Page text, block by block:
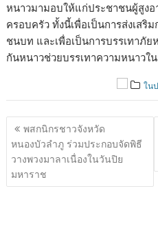
หนาวมามอบให้แก่ประชาชนผู้สูง
ครอบครัว ทั้งนี้เพื่อเป็นการส่งเสริ
ชนบท และเพื่อเป็นการบรรเทาภั
กันหนาวช่วยบรรเทาความหนาวใ
ใน
แนะแนว
เรื่อง
พสกนิกรชาวจังหวัด
หนองบัวลำภู ร่วมประกอบจัดพิธี
วางพวงมาลาเนื่องในวันปิย
มหาราช